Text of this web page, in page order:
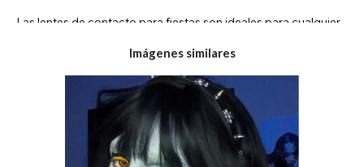
Las lentes de contacto para fiestas son ideales para cualquier
variedad de estilos para elegir, incluyendo lentes novedosas,
el estilo perfecto para realzar tu look. Estos son algunos de los
tipos de lentes de contacto para fiestas más populares en
Carnaval: La temporada de carnaval en diferentes países
presenta una gran variedad de temáticas. En algunos países,
Imágenes similares